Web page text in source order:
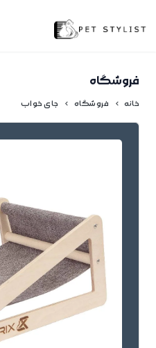
فروشگاه
خانه فروشگاه جای خواب